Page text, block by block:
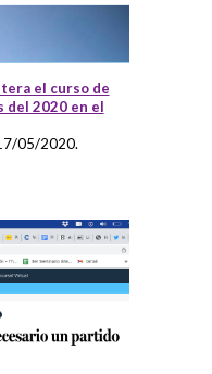
el curso de
del 2020 en el
05/2020.